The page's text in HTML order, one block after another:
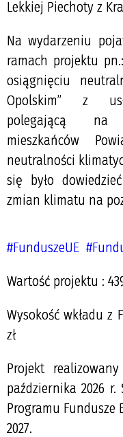
Lekkiej Piechoty z
Na wydarzeniu
ramach projektu
osiągnięciu
Opolskim” z
polegającą na
mieszkańców
neutralności
się było
zmian klimatu na
#FunduszeUE
Wartość projektu :
Wysokość wkładu z
zł
Projekt
października 2026
Programu Fundusze
2027.